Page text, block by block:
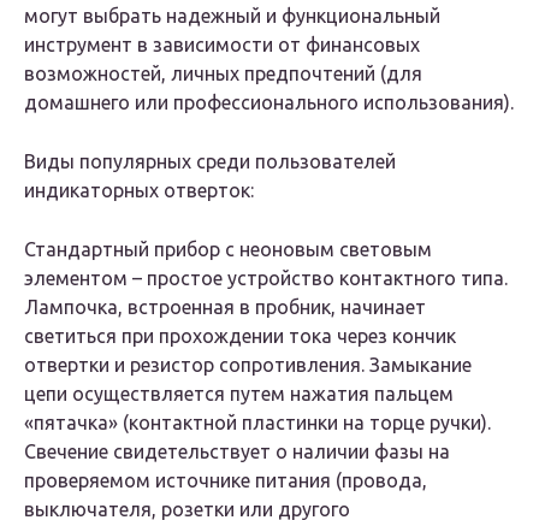
могут выбрать надежный и функциональный
инструмент в зависимости от финансовых
возможностей, личных предпочтений (для
домашнего или профессионального использования).
Виды популярных среди пользователей
индикаторных отверток:
Стандартный прибор с неоновым световым
элементом – простое устройство контактного типа.
Лампочка, встроенная в пробник, начинает
светиться при прохождении тока через кончик
отвертки и резистор сопротивления. Замыкание
цепи осуществляется путем нажатия пальцем
«пятачка» (контактной пластинки на торце ручки).
Свечение свидетельствует о наличии фазы на
проверяемом источнике питания (провода,
выключателя, розетки или другого